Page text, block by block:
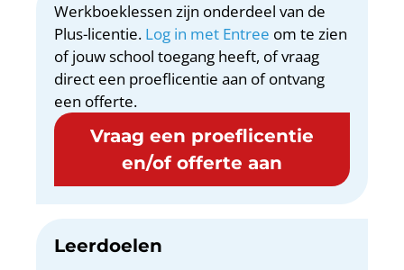
Werkboeklessen zijn onderdeel van de
Plus-licentie. Log in met Entree om te zien
of jouw school toegang heeft, of vraag
direct een proeflicentie aan of ontvang
een offerte.
Vraag een proeflicentie
en/of offerte aan
Leerdoelen